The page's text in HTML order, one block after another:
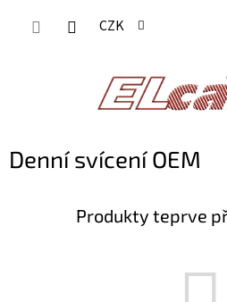
CZK
Denní svícení OEM
Produkty teprve